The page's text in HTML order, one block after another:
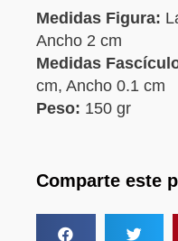
Medidas Figura:
Ancho 2 cm
Medidas
cm, Ancho 0.1 cm
Peso: 150 gr
Comparte este